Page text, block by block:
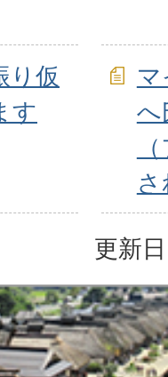
り仮
す
へ
更新